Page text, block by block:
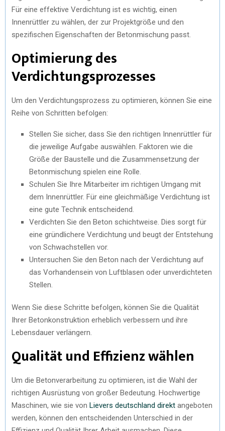
Für eine effektive Verdichtung ist es wichtig, einen
Innenrüttler zu wählen, der zur Projektgröße und den
spezifischen Eigenschaften der Betonmischung passt.
Optimierung des
Verdichtungsprozesses
Um den Verdichtungsprozess zu optimieren, können Sie eine
Reihe von Schritten befolgen:
Stellen Sie sicher, dass Sie den richtigen Innenrüttler für
die jeweilige Aufgabe auswählen. Faktoren wie die
Größe der Baustelle und die Zusammensetzung der
Betonmischung spielen eine Rolle.
Schulen Sie Ihre Mitarbeiter im richtigen Umgang mit
dem Innenrüttler. Für eine gleichmäßige Verdichtung ist
eine gute Technik entscheidend.
Verdichten Sie den Beton schichtweise. Dies sorgt für
eine gründlichere Verdichtung und beugt der Entstehung
von Schwachstellen vor.
Untersuchen Sie den Beton nach der Verdichtung auf
das Vorhandensein von Luftblasen oder unverdichteten
Stellen.
Wenn Sie diese Schritte befolgen, können Sie die Qualität
Ihrer Betonkonstruktion erheblich verbessern und ihre
Lebensdauer verlängern.
Qualität und Effizienz wählen
Um die Betonverarbeitung zu optimieren, ist die Wahl der
richtigen Ausrüstung von großer Bedeutung. Hochwertige
Maschinen, wie sie von Lievers deutschland direkt angeboten
werden, können den entscheidenden Unterschied in der